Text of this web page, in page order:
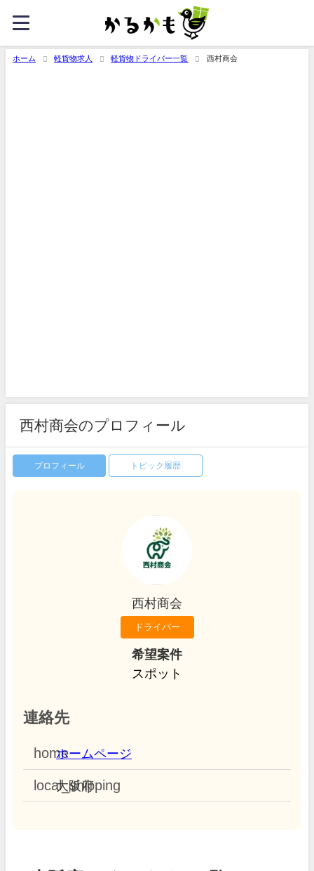
ホーム 軽貨物求人 軽貨物ドライバー一覧 西村商会
西村商会のプロフィール
プロフィール トピック履歴
西村商会
ドライバー
希望案件
スポット
連絡先
homeホームページ
local_shipping
大阪府